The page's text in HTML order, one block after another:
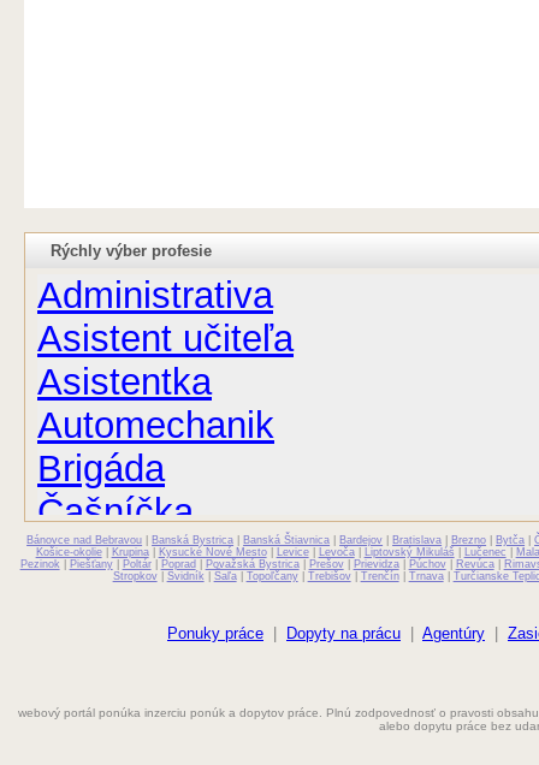
Rýchly výber profesie
Administrativa
Asistent učiteľa
Asistentka
Automechanik
Brigáda
Čašníčka
Čašník
Farmaceut
Grafik
Bánovce nad Bebravou Banská Bystrica Banská Štiavnica Bardejov Bratislava Brezno Bytča |
Košice-okolie| Krupina| Kysucké Nové Mesto| Levice| Levoča| Liptovský Mikuláš Lučenec
Pezinok
Piešťany| Poltár| Poprad Považská Bystrica| Prešov| Prievidza| Púchov| Revúca|
Stropkov| Svidník Šaľa| Topoľčany| Trebišov| Trenčín| Trnava| Turčianske
Ponuky práce Dopyty na prácu Agentúry
webový portál ponúka inzerciu ponúk a dopytov práce. Plnú zodpovednosť o pravosti
alebo dopytu práce bez